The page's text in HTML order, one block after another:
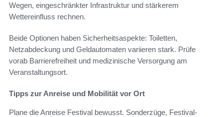
Wegen, eingeschränkter Infrastruktur und stärkerem
Wettereinfluss rechnen.
Beide Optionen haben Sicherheitsaspekte: Toiletten,
Netzabdeckung und Geldautomaten variieren stark. Prüfe
vorab Barrierefreiheit und medizinische Versorgung am
Veranstaltungsort.
Tipps zur Anreise und Mobilität vor Ort
Plane die Anreise Festival bewusst. Sonderzüge, Festival-